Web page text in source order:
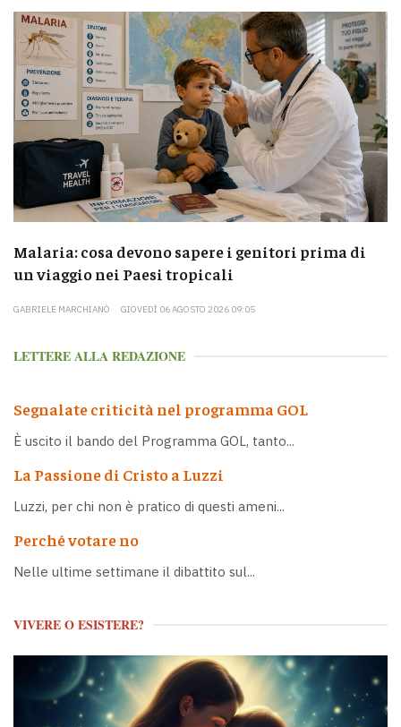
Malaria: cosa devono sapere i genitori prima di
un viaggio nei Paesi tropicali
GABRIELE MARCHIANÒ GIOVEDÌ 06 AGOSTO 2026 09:05
LETTERE ALLA REDAZIONE
Segnalate criticità nel programma GOL
È uscito il bando del Programma GOL, tanto...
La Passione di Cristo a Luzzi
Luzzi, per chi non è pratico di questi ameni...
Perché votare no
Nelle ultime settimane il dibattito sul...
VIVERE O ESISTERE?